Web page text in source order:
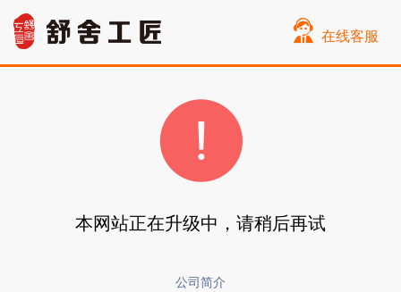
在线客服
本网站正在升级中，请稍后再试
公司简介